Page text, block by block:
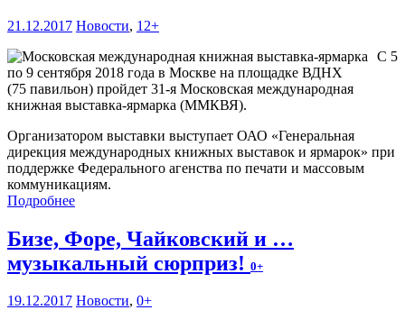
21.12.2017 Новости, 12+
С 5
по 9 сентября 2018 года в Москве на площадке ВДНХ
(75 павильон) пройдет 31-я Московская международная
книжная выставка-ярмарка (ММКВЯ).
Организатором выставки выступает ОАО «Генеральная
дирекция международных книжных выставок и ярмарок» при
поддержке Федерального агенства по печати и массовым
коммуникациям.
Подробнее
Бизе, Форе, Чайковский и …
музыкальный сюрприз! 0+
19.12.2017 Новости, 0+